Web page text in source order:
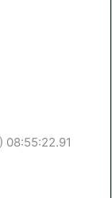
08:55:22.91